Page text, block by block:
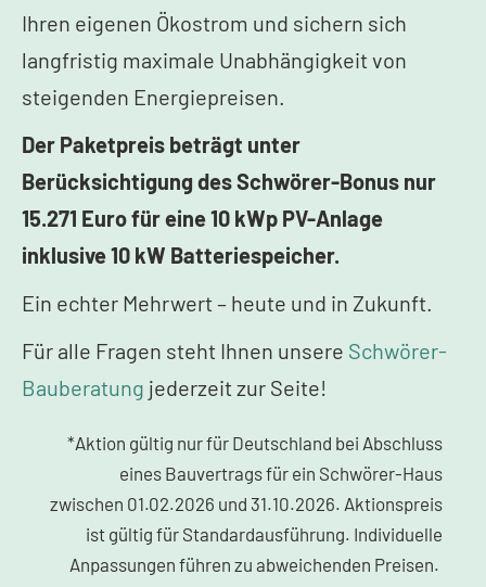
Ihren eigenen Ökostrom und sichern sich
langfristig maximale Unabhängigkeit von
steigenden Energiepreisen.
Der Paketpreis beträgt unter
Berücksichtigung des Schwörer-Bonus nur
15.271 Euro für eine 10 kWp PV-Anlage
inklusive 10 kW Batteriespeicher.
Ein echter Mehrwert – heute und in Zukunft.
Für alle Fragen steht Ihnen unsere Schwörer-
Bauberatung jederzeit zur Seite!
*Aktion gültig nur für Deutschland bei Abschluss
eines Bauvertrags für ein Schwörer-Haus
zwischen 01.02.2026 und 31.10.2026. Aktionspreis
ist gültig für Standardausführung. Individuelle
Anpassungen führen zu abweichenden Preisen.